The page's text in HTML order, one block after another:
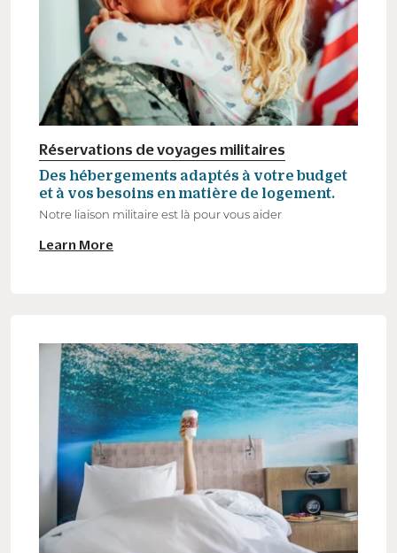
Réservations de voyages militaires
Des hébergements adaptés à votre budget
et à vos besoins en matière de logement.
Notre liaison militaire est là pour vous aider
Learn More